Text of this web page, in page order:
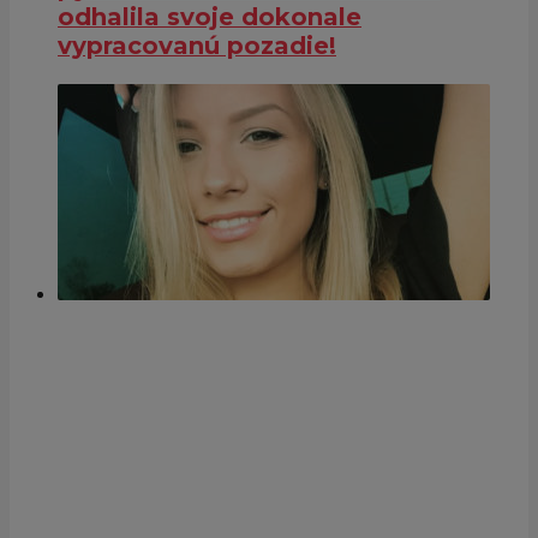
odhalila svoje dokonale
vypracovanú pozadie!